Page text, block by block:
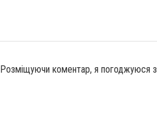
Розміщуючи коментар, я погоджуюся з